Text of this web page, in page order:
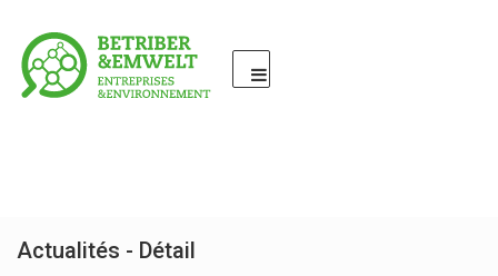
Actualités - Détail